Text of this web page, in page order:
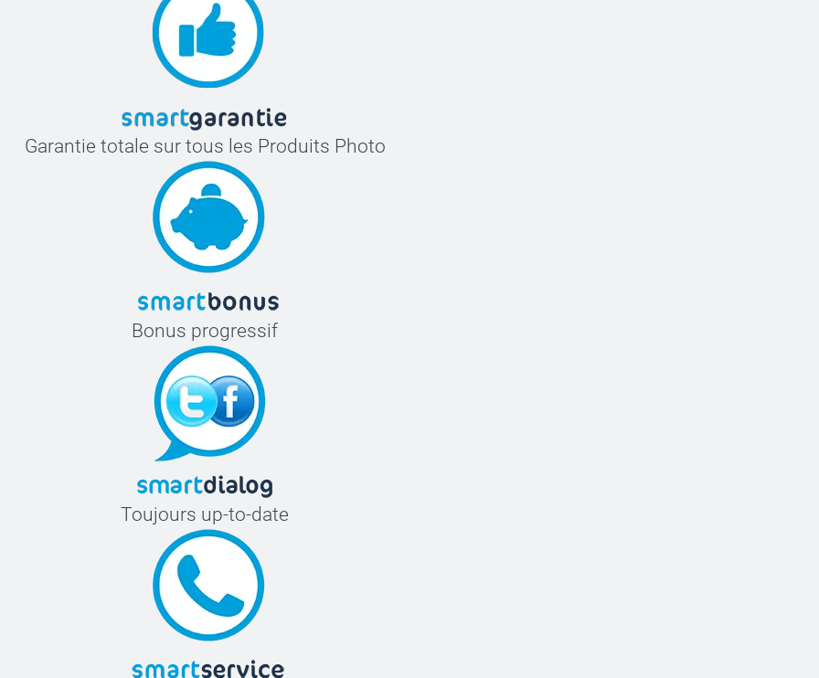
Garantie totale sur tous les Produits Photo
Bonus progressif
Toujours up-to-date